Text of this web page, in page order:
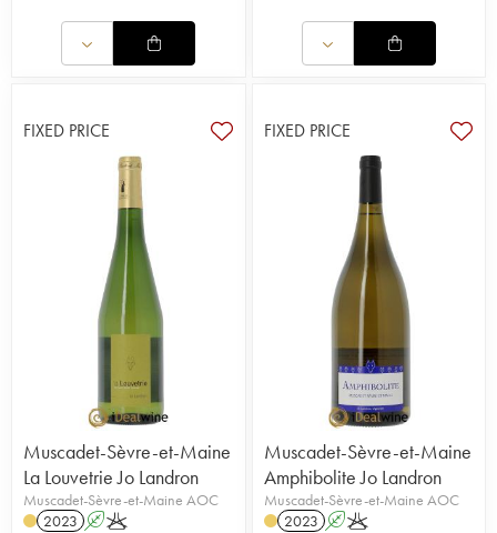
FIXED PRICE
Muscadet-Sèvre-et-Maine
La Louvetrie Jo Landron
Muscadet-Sèvre-et-Maine AOC
2023 AK
FIXED PRICE
Muscadet-Sèvre-et-Maine
Amphibolite Jo Landron
Muscadet-Sèvre-et-Maine AOC
2023 AK